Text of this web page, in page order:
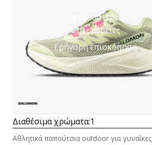
Περισσότερες
λεπτομέρειες
Γρήγορη επισκόπηση
Διαθέσιμα χρώματα:1
Αθλητικά παπούτσια outdoor για γυναίκες